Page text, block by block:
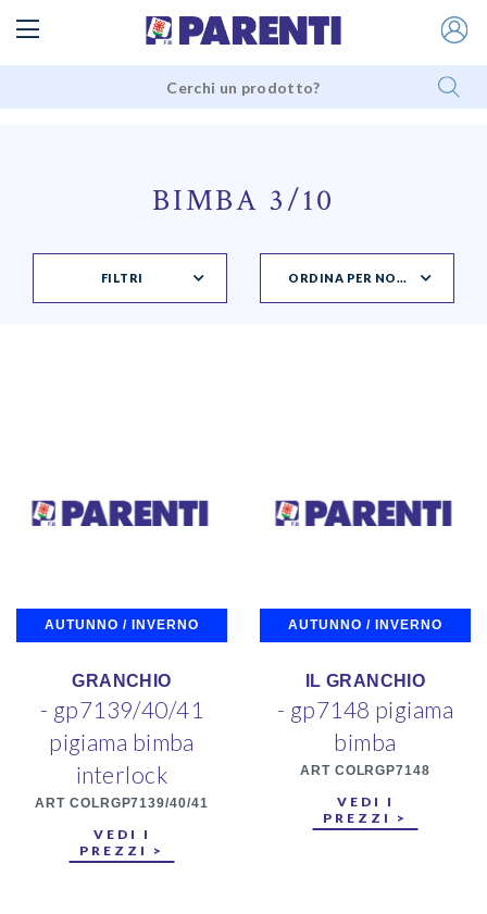
BIMBA 3/10
FILTRI ORDINA PER NOVITÀ
AUTUNNO / INVERNO
GRANCHIO
- gp7139/40/41
pigiama bimba
interlock
ART COLRGP7139/40/41
VEDI I
PREZZI >
AUTUNNO / INVERNO
IL GRANCHIO
- gp7148 pigiama
bimba
ART COLRGP7148
VEDI I
PREZZI >